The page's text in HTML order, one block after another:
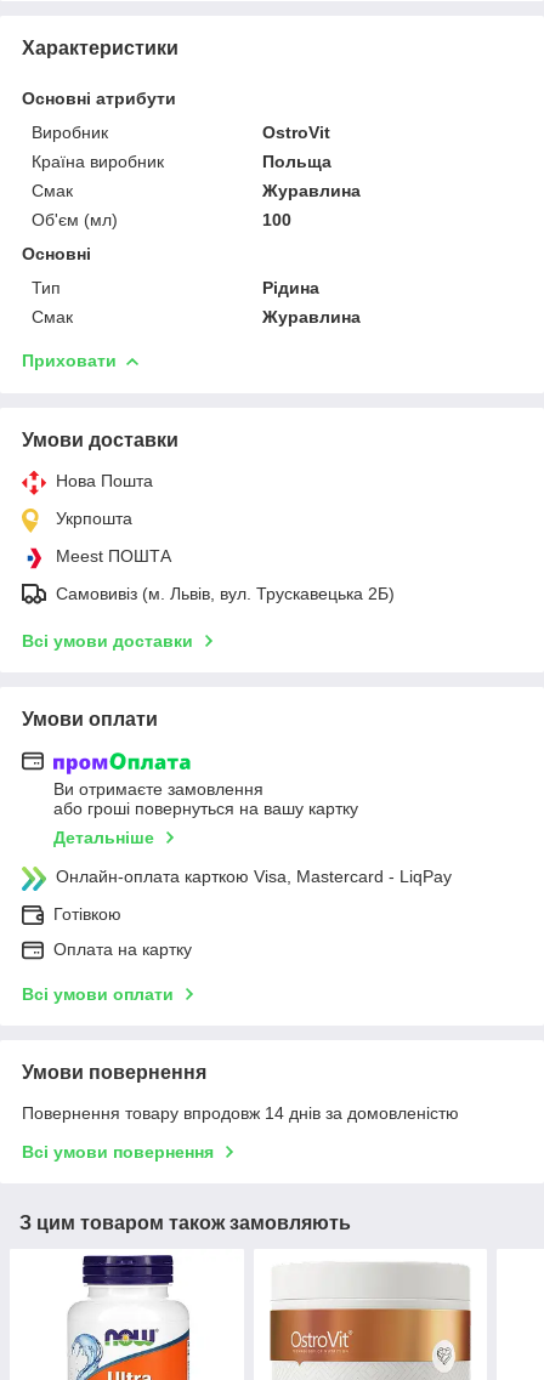
Характеристики
Основні атрибути
Виробник
OstroVit
Країна виробник
Польща
Смак
Журавлина
Об'єм (мл)
100
Основні
Тип
Рідина
Смак
Журавлина
Приховати
Умови доставки
Нова Пошта
Укрпошта
Meest ПОШТА
Самовивіз (м. Львів, вул. Трускавецька 2Б)
Всі умови доставки
Умови оплати
Ви отримаєте замовлення
або гроші повернуться на вашу картку
Детальніше
Онлайн-оплата карткою Visa, Mastercard - LiqPay
Готівкою
Оплата на картку
Всі умови оплати
Умови повернення
Повернення товару впродовж 14 днів за домовленістю
Всі умови повернення
З цим товаром також замовляють